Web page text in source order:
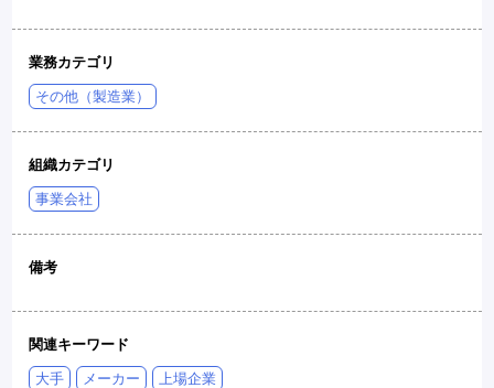
業務カテゴリ
その他（製造業）
組織カテゴリ
事業会社
備考
関連キーワード
大手 メーカー 上場企業